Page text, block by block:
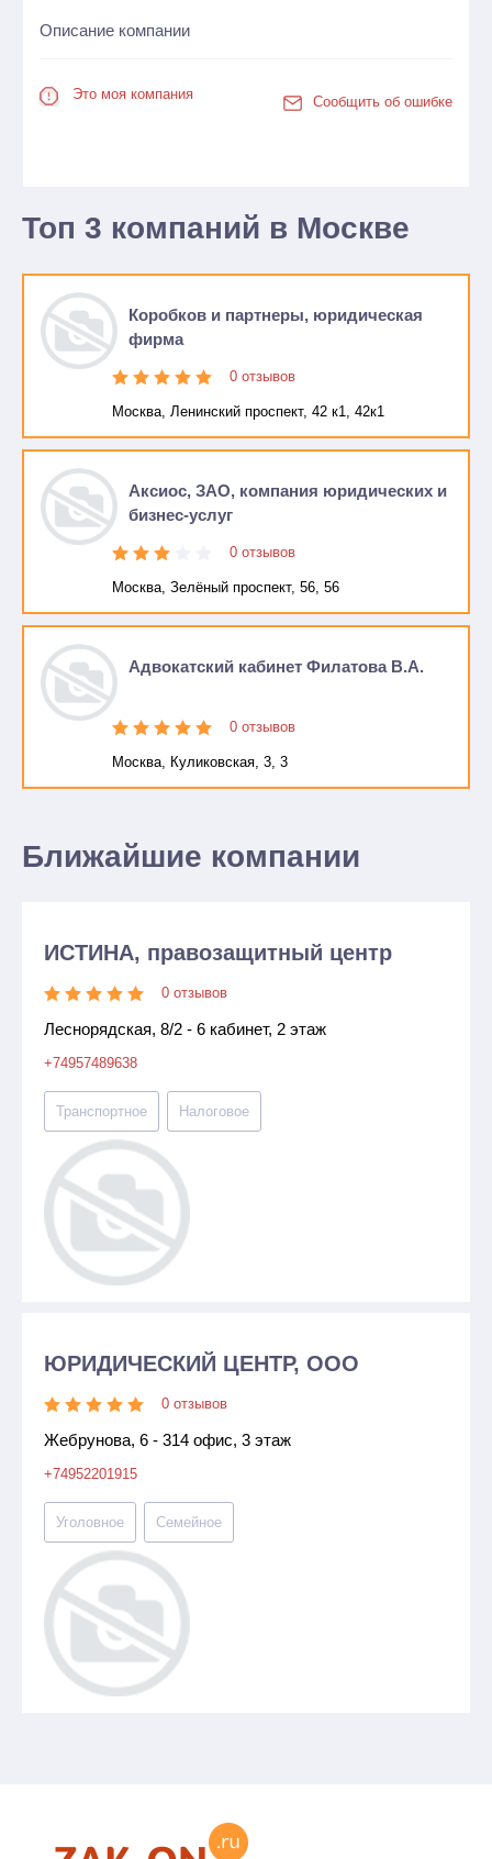
Описание компании
Это моя компания Сообщить об ошибке
Топ 3 компаний в Москве
Коробков и партнеры, юридическая
фирма
0 отзывов
Москва, Ленинский проспект, 42 к1, 42к1
Аксиос, ЗАО, компания юридических и
бизнес-услуг
0 отзывов
Москва, Зелёный проспект, 56, 56
Адвокатский кабинет Филатова В.А.
0 отзывов
Москва, Куликовская, 3, 3
Ближайшие компании
ИСТИНА, правозащитный центр
0 отзывов
Леснорядская, 8/2 - 6 кабинет, 2 этаж
+74957489638
Транспортное Налоговое
ЮРИДИЧЕСКИЙ ЦЕНТР, ООО
0 отзывов
Жебрунова, 6 - 314 офис, 3 этаж
+74952201915
Уголовное Семейное